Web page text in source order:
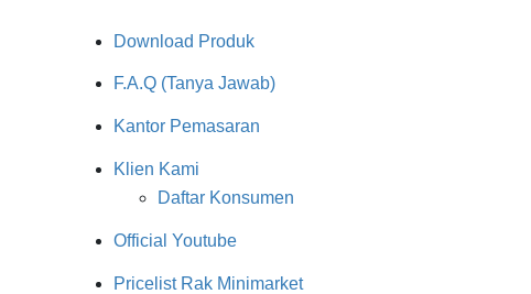
Download Produk
F.A.Q (Tanya Jawab)
Kantor Pemasaran
Klien Kami
Daftar Konsumen
Official Youtube
Pricelist Rak Minimarket